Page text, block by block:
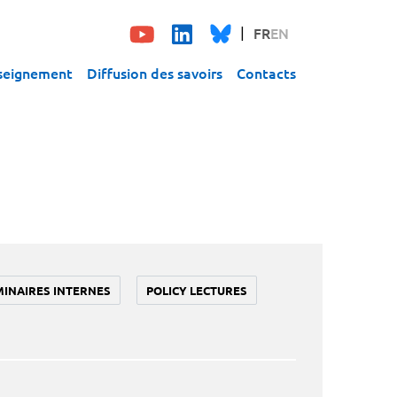
FREN
Diffusion des savoirs Contacts
INTERNES POLICY LECTURES